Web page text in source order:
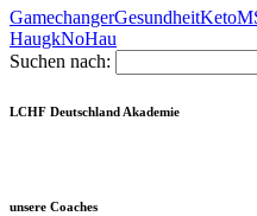
GamechangerGesundheitKeto
HaugkNoHau
Suchen nach:
LCHF Deutschland Akademie
unsere Coaches